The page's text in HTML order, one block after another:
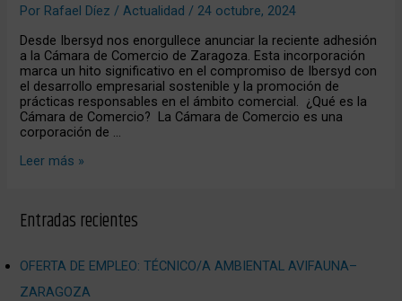
Por Rafael Díez/Actualidad / 24 octubre, 2024
Desde Ibersyd nos enorgullece anunciar la reciente adhesión
a la Cámara de Comercio de Zaragoza. Esta incorporación
marca un hito significativo en el compromiso de Ibersyd con
el desarrollo empresarial sostenible y la promoción de
prácticas responsables en el ámbito comercial. ¿Qué es la
Cámara de Comercio? La Cámara de Comercio es una
corporación de …
Leer más »
Entradas recientes
OFERTA DE EMPLEO: TÉCNICO/A AMBIENTAL AVIFAUNA–
ZARAGOZA